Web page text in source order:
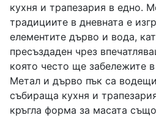
кухня и трапезария в едно.
традициите в дневната е
елементите дърво и вода,
пресъздаден чрез
която често ще забележите
Метал и дърво пък са
събираща кухня и
кръгла форма за масата